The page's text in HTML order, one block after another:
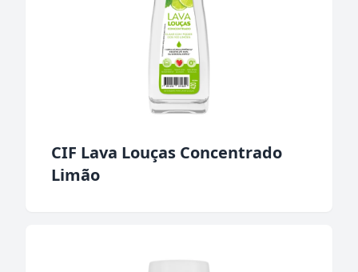
CIF Lava Louças Concentrado
Limão